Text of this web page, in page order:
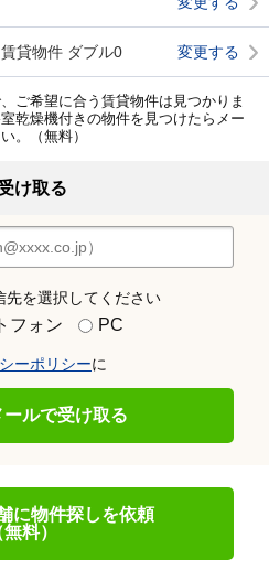
貸物件 ダブル0 変更する
ご希望に合う賃貸物件は見つかりま
乾燥機付きの物件を見つけたらメー
。（無料）
け取る
先を選択してください
フォン PC
ーポリシーに
ールで受け取る
に物件探しを依頼
無料）